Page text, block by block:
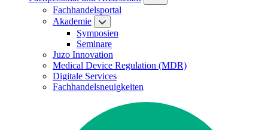
Fachhandelsportal
Akademie
Symposien
Seminare
Juzo Innovation
Medical Device Regulation (MDR)
Digitale Services
Fachhandelsneuigkeiten